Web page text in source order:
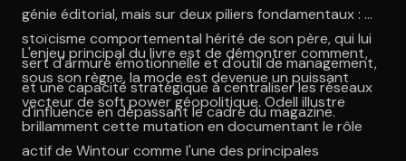
génie éditorial, mais sur deux piliers fondamentaux : un
stoïcisme comportemental hérité de son père, qui lui
sert d'armure émotionnelle et d'outil de management,
et une capacité stratégique à centraliser les réseaux
d'influence en dépassant le cadre du magazine.
L'enjeu principal du livre est de démontrer comment,
sous son règne, la mode est devenue un puissant
vecteur de soft power géopolitique. Odell illustre
brillamment cette mutation en documentant le rôle
actif de Wintour comme l'une des principales